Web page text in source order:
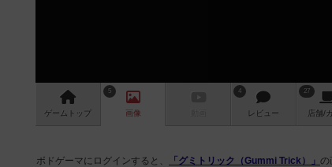
ゲーム トップ
5
画像
4
レビュー
27
店舗/
ボドゲーマにログインすると、 「グミトリック（Gummi Trick）」 の